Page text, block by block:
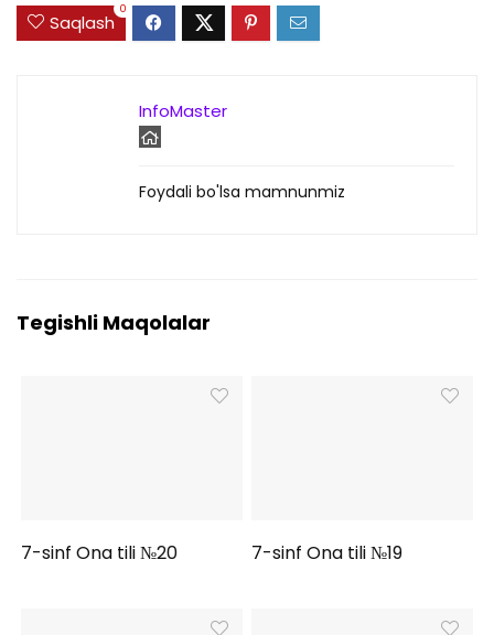
Saqlash
0
InfoMaster
Foydali bo'lsa mamnunmiz
Tegishli Maqolalar
7-sinf Ona tili №20 7-sinf Ona tili №19